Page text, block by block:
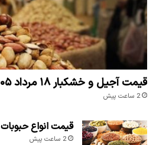
قیمت آجیل و خشکبار ۱۸ مرداد ۱۴۰۵
2 ساعت پیش
قیمت انواع حبوبات ۱۸ مرداد ۱۴۰۵
2 ساعت پیش